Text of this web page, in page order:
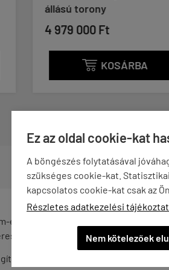
Ez az oldal cookie-kat
A böngészés folytatásával
szükséges cookie-kat.
kapcsolatos cookie-kat csak az
Részletes adatkezelési
Nem kötelezőek
állású torony
4 979 000 Ft
 KOSÁRBA
VÉLEMÉNYEK
es amerikai LOOS kábel 1905 kg
tesztelik a teljes súly
összekapcsolt két állítható